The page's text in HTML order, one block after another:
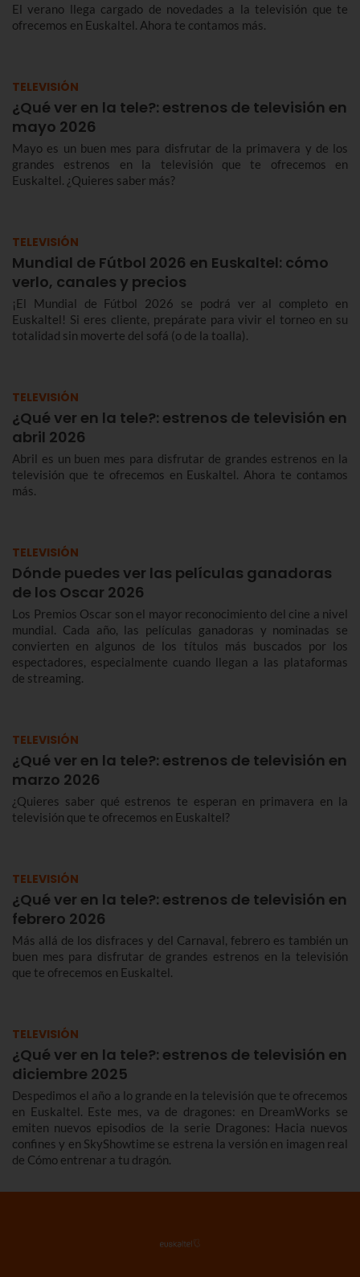
El verano llega cargado de novedades a la televisión que te
ofrecemos en Euskaltel. Ahora te contamos más.
TELEVISIÓN
¿Qué ver en la tele?: estrenos de televisión en
mayo 2026
Mayo es un buen mes para disfrutar de la primavera y de los
grandes estrenos en la televisión que te ofrecemos en
Euskaltel. ¿Quieres saber más?
TELEVISIÓN
Mundial de Fútbol 2026 en Euskaltel: cómo
verlo, canales y precios
¡El Mundial de Fútbol 2026 se podrá ver al completo en
Euskaltel! Si eres cliente, prepárate para vivir el torneo en su
totalidad sin moverte del sofá (o de la toalla).
TELEVISIÓN
¿Qué ver en la tele?: estrenos de televisión en
abril 2026
Abril es un buen mes para disfrutar de grandes estrenos en la
televisión que te ofrecemos en Euskaltel. Ahora te contamos
más.
TELEVISIÓN
Dónde puedes ver las películas ganadoras
de los Oscar 2026
Los Premios Oscar son el mayor reconocimiento del cine a nivel
mundial. Cada año, las películas ganadoras y nominadas se
convierten en algunos de los títulos más buscados por los
espectadores, especialmente cuando llegan a las plataformas
de streaming.
TELEVISIÓN
¿Qué ver en la tele?: estrenos de televisión en
marzo 2026
¿Quieres saber qué estrenos te esperan en primavera en la
televisión que te ofrecemos en Euskaltel?
TELEVISIÓN
¿Qué ver en la tele?: estrenos de televisión en
febrero 2026
Más allá de los disfraces y del Carnaval, febrero es también un
buen mes para disfrutar de grandes estrenos en la televisión
que te ofrecemos en Euskaltel.
TELEVISIÓN
¿Qué ver en la tele?: estrenos de televisión en
diciembre 2025
Despedimos el año a lo grande en la televisión que te ofrecemos
en Euskaltel. Este mes, va de dragones: en DreamWorks se
emiten nuevos episodios de la serie Dragones: Hacia nuevos
confines y en SkyShowtime se estrena la versión en imagen real
de Cómo entrenar a tu dragón.